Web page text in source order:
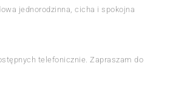
jednorodzinna, cicha i spokojna
telefonicznie. Zapraszam do